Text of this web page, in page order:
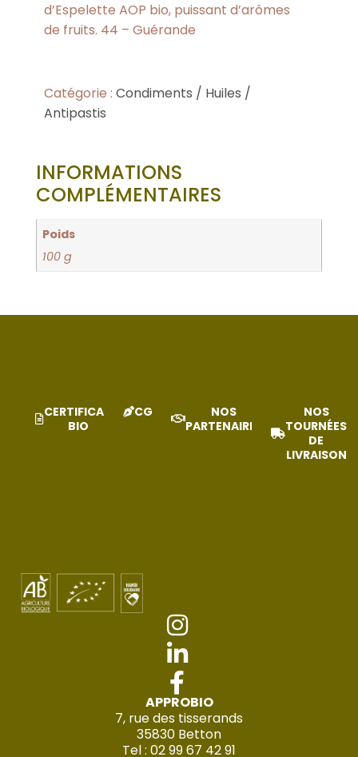
d’Espelette AOP bio, puissant d’arômes
de fruits. 44 – Guérande
Catégorie : Condiments / Huiles /
Antipastis
INFORMATIONS
COMPLÉMENTAIRES
Poids
100 g
CERTIFICAT
BIO
CGV
NOS
PARTENAIRES
NOS
TOURNÉES
DE
LIVRAISON
APPROBIO
7, rue des tisserands
35830 Betton
Tel : 02 99 67 42 91